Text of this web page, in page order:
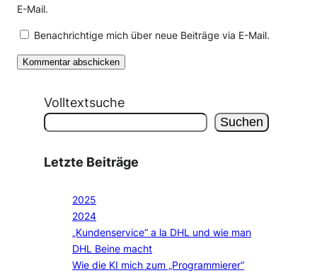
E-Mail.
Benachrichtige mich über neue Beiträge via E-Mail.
Volltextsuche
Suchen
Letzte Beiträge
2025
2024
„Kundenservice“ a la DHL und wie man
DHL Beine macht
Wie die KI mich zum „Programmierer“